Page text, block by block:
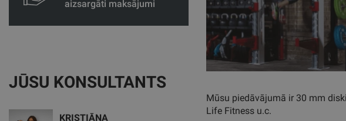
aizsargāti maksājumi
JŪSU KONSULTANTS
KRISTIĀNA
Mūsu piedāvājumā ir 30 mm
Life Fitness u.c.